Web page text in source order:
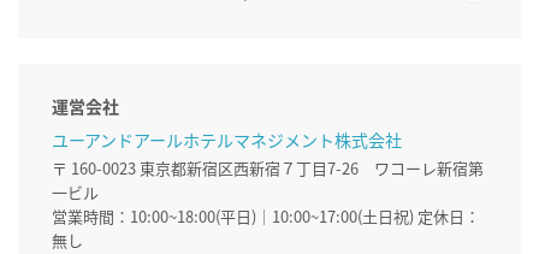
運営会社
ユーアンドアールホテルマネジメント株式会社
〒 160-0023 東京都新宿区西新宿７丁目7-26 ワコーレ新宿第
一ビル
営業時間：10:00~18:00(平日)｜10:00~17:00(土日祝) 定休日：
無し